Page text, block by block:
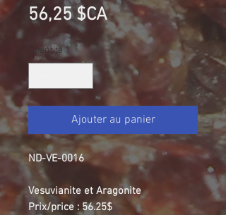
56,25 $CAPrix
Quantité *
Ajouter au panier
ND-VE-0016
Vesuvianite et Aragonite
Prix/price : 56.25$